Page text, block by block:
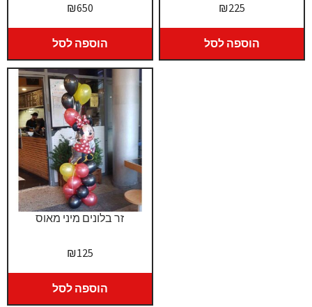
₪650
הוספה לסל
₪225
הוספה לסל
זר בלונים מיני מאוס
₪125
הוספה לסל